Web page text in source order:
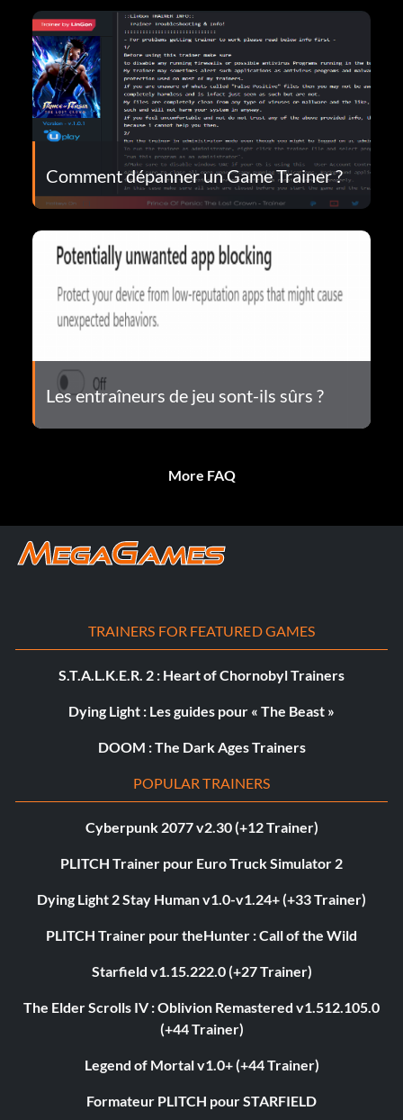
Comment dépanner un Game Trainer ?
Les entraîneurs de jeu sont-ils sûrs ?
More FAQ
TRAINERS FOR FEATURED GAMES
S.T.A.L.K.E.R. 2 : Heart of Chornobyl Trainers
Dying Light : Les guides pour « The Beast »
DOOM : The Dark Ages Trainers
POPULAR TRAINERS
Cyberpunk 2077 v2.30 (+12 Trainer)
PLITCH Trainer pour Euro Truck Simulator 2
Dying Light 2 Stay Human v1.0-v1.24+ (+33 Trainer)
PLITCH Trainer pour theHunter : Call of the Wild
Starfield v1.15.222.0 (+27 Trainer)
The Elder Scrolls IV : Oblivion Remastered v1.512.105.0
(+44 Trainer)
Legend of Mortal v1.0+ (+44 Trainer)
Formateur PLITCH pour STARFIELD